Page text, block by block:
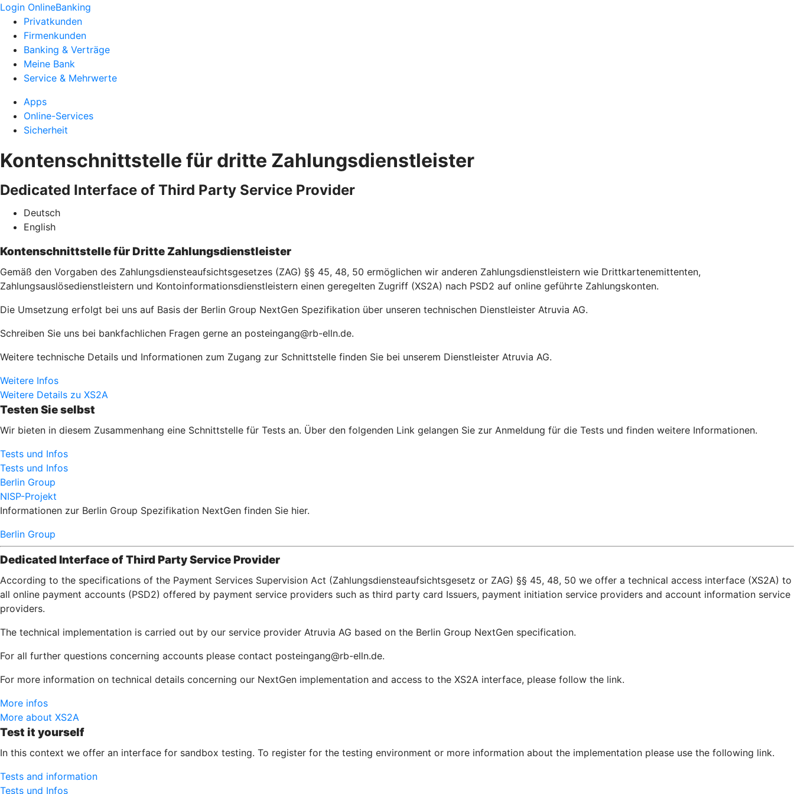
Login OnlineBanking
Privatkunden
Firmenkunden
Banking & Verträge
Meine Bank
Service & Mehrwerte
Apps
Online-Services
Sicherheit
Kontenschnittstelle für dritte Zahlungsdienstleister
Dedicated Interface of Third Party Service Provider
Deutsch
English
Kontenschnittstelle für Dritte Zahlungsdienstleister
Gemäß den Vorgaben des Zahlungsdiensteaufsichtsgesetzes (ZAG) §§ 45, 48, 50 ermöglichen wir anderen Zahlungsdienstleistern wie Drittkartenemittenten,
Zahlungsauslösedienstleistern und Kontoinformationsdienstleistern einen geregelten Zugriff (XS2A) nach PSD2 auf online geführte Zahlungskonten.
Die Umsetzung erfolgt bei uns auf Basis der Berlin Group NextGen Spezifikation über unseren technischen Dienstleister Atruvia AG.
Schreiben Sie uns bei bankfachlichen Fragen gerne an posteingang@rb-elln.de.
Weitere technische Details und Informationen zum Zugang zur Schnittstelle finden Sie bei unserem Dienstleister Atruvia AG.
Weitere Infos
Weitere Details zu XS2A
Testen Sie selbst
Wir bieten in diesem Zusammenhang eine Schnittstelle für Tests an. Über den folgenden Link gelangen Sie zur Anmeldung für die Tests und finden weitere Informationen.
Tests und Infos
Tests und Infos
Berlin Group
NISP-Projekt
Informationen zur Berlin Group Spezifikation NextGen finden Sie hier.
Berlin Group
Dedicated Interface of Third Party Service Provider
According to the specifications of the Payment Services Supervision Act (Zahlungsdiensteaufsichtsgesetz or ZAG) §§ 45, 48, 50 we offer a technical access interface (XS2A) to
all online payment accounts (PSD2) offered by payment service providers such as third party card Issuers, payment initiation service providers and account information service
providers.
The technical implementation is carried out by our service provider Atruvia AG based on the Berlin Group NextGen specification.
For all further questions concerning accounts please contact posteingang@rb-elln.de.
For more information on technical details concerning our NextGen implementation and access to the XS2A interface, please follow the link.
More infos
More about XS2A
Test it yourself
In this context we offer an interface for sandbox testing. To register for the testing environment or more information about the implementation please use the following link.
Tests and information
Tests und Infos